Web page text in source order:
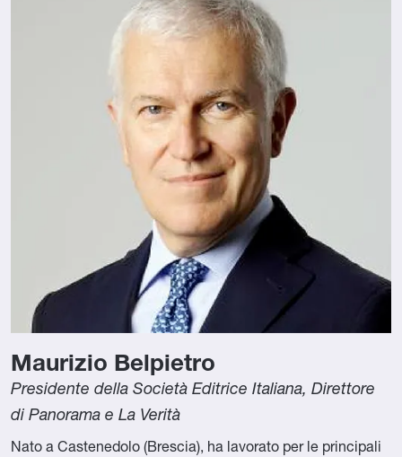
Maurizio Belpietro
Presidente della Società Editrice Italiana, Direttore
di Panorama e La Verità
Nato a Castenedolo (Brescia), ha lavorato per le principali